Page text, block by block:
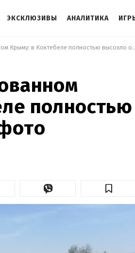
ЭКСКЛЮЗИВЫ АНАЛИТИКА
Засуха в оккупированном Крыму:
полностью